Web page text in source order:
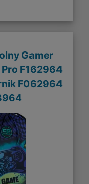
Gamer
F162964
F062964